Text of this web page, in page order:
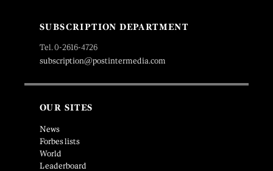
SUBSCRIPTION DEPARTMENT
Tel. 0-2616-4726
subscription@postintermedia.com
OUR SITES
News
Forbes lists
World
Leaderboard